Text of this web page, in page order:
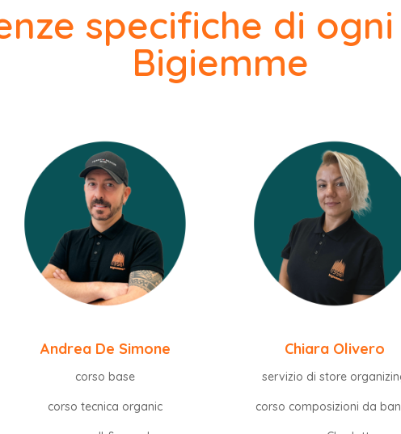
specifiche di
Bigiemme
Andrea De Simone
corso base
corso tecnica organic
Chiara Olivero
servizio di store
corso composizioni da